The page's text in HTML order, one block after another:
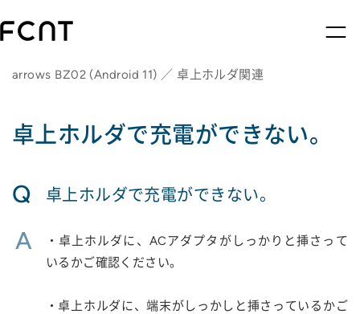
arrows BZ02 (Android 11) ／ 卓上ホルダ関連
卓上ホルダで充電ができない。
Q 卓上ホルダで充電ができない。
A
・卓上ホルダに、ACアダプタがしっかりと挿さって
いるかご確認ください。
・卓上ホルダに、端末がしっかしと挿さっているかご